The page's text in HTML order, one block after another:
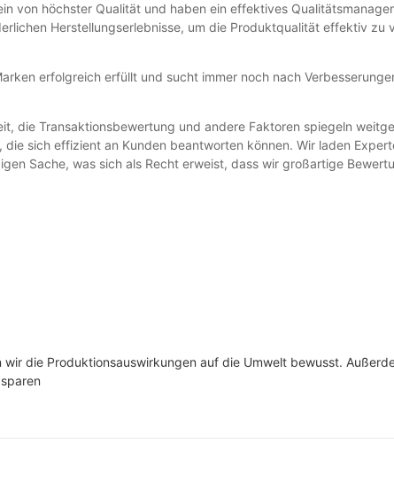
von höchster Qualität und haben ein effektives
Herstellungserlebnisse, um die Produktqualität effektiv zu
erfolgreich erfüllt und sucht immer noch nach
die Transaktionsbewertung und andere Faktoren spiegeln
sich effizient an Kunden beantworten können. Wir laden
Sache, was sich als Recht erweist, dass wir großartige
die Produktionsauswirkungen auf die Umwelt bewusst.